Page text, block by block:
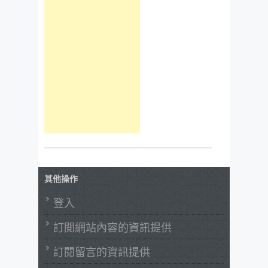
其他操作
登入
訂閱網站內容的資訊提供
訂閱留言的資訊提供